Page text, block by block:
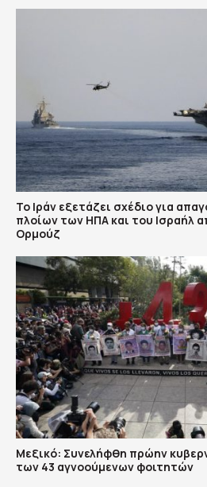
Το Ιράν εξετάζει σχέδιο για
πλοίων των ΗΠΑ και του Ισραήλ
Ορμούζ
Μεξικό: Συνελήφθη πρώην
των 43 αγνοούμενων φοιτητών